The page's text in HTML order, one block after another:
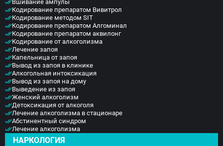
Вшивание ампулы
Кодирование препаратом Вивитрол
Кодирование методом SIT
Кодирование препаратом Алгоминал
Кодирование препаратом аквилонг
Кодирование от алкоголизма
Лечение запоя
Капельница от запоя
Вывод из запоя в клинике
Алкогольная интоксикация
Вывод из запоя на дому
Выведение из запоя
Женский алкоголизм
Детоксикация от алкоголя
Лечение алкоголизма в стационаре
Абстинентный синдром
Лечение алкоголизма
НАРКОЛОГИЯ